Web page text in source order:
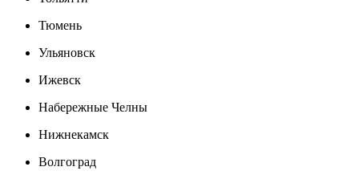
Тюмень
Ульяновск
Ижевск
Набережные Челны
Нижнекамск
Волгоград